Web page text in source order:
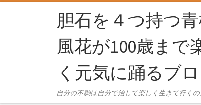
Skip to content胆石を４つ持つ
風花が100歳まで
く元気に踊るブ
自分の不調は自分で治して楽しく生きて行くの